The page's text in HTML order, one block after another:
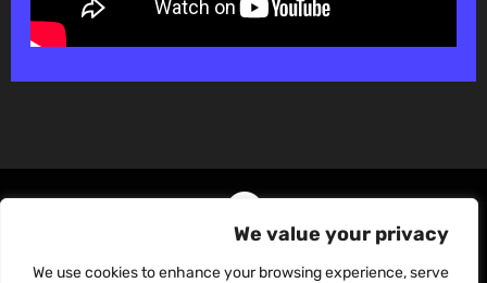
We value your privacy
We use cookies to enhance your browsing experience, serve